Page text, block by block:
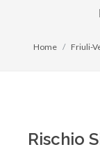
Home Friuli-
Rischio